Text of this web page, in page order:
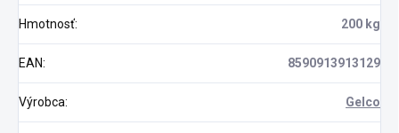
Hmotnosť: 200 kg
EAN: 8590913913129
Výrobca: Gelco